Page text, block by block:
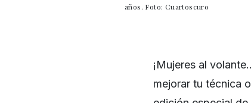
años. Foto: Cuartoscuro
¡Mujeres al
mejorar tu técnica